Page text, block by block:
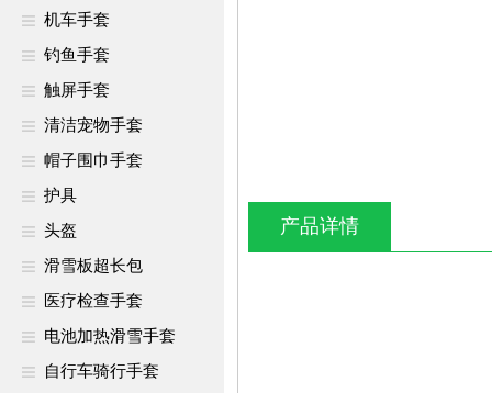
机车手套
钓鱼手套
触屏手套
清洁宠物手套
帽子围巾手套
护具
头盔
滑雪板超长包
医疗检查手套
电池加热滑雪手套
自行车骑行手套
产品详情